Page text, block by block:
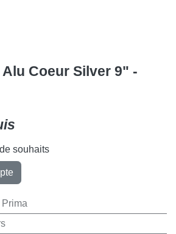
Alu Coeur Silver 9" -
souhaits
Prima